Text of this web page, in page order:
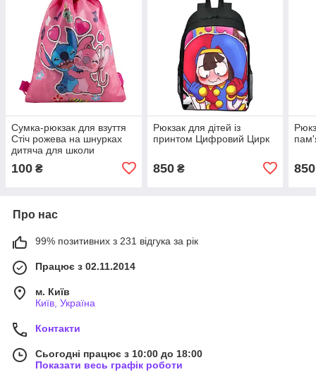
Сумка-рюкзак для взуття
Стіч рожева на шнурках
дитяча для школи
100 ₴
Рюкзак для дітей із
принтом Цифровий Цирк
850₴ 850
Про нас
99% позитивних з 231 відгука за рік
Працює з 02.11.2014
м. Київ
Київ, Україна
Контакти
Сьогодні працює з 10:00 до 18:00
Показати весь графік роботи